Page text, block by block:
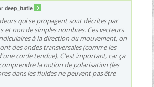
deep_turtle
qui se propagent sont décrites par
et non de simples nombres. Ces vecteurs
à la direction du mouvement, on
des ondes transversales (comme les
corde tendue). C'est important, car ça
la notion de polarisation (les
dans les fluides ne peuvent pas être